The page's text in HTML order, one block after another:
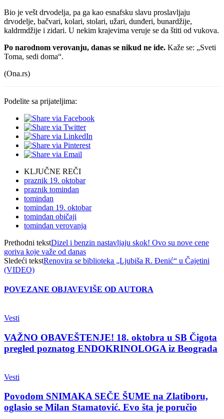
Bio je vešt drvodelja, pa ga kao esnafsku slavu proslavljaju
drvodelje, bačvari, kolari, stolari, užari, dunđeri, bunardžije,
kaldrmdžije i zidari. U nekim krajevima veruje se da štiti od vukova.
Po narodnom verovanju, danas se nikud ne ide. Kaže se: „Sveti
Toma, sedi doma“.
(Ona.rs)
Podelite sa prijateljima:
KLJUČNE REČI
praznik 19. oktobar
praznik tomindan
tomindan
tomindan 19. oktobar
tomindan običaji
tomindan verovanja
Prethodni tekstDizel i benzin nastavljaju skok! Ovo su nove cene
goriva koje važe od danas
Sledeći tekstRenovira se biblioteka „Ljubiša R. Đenić“ u Čajetini
(VIDEO)
POVEZANE OBJAVEVIŠE OD AUTORA
Vesti
VAŽNO OBAVEŠTENJE! 18. oktobra u SB Čigota
pregled poznatog ENDOKRINOLOGA iz Beograda
Vesti
Povodom SNIMAKA SEČE ŠUME na Zlatiboru,
oglasio se Milan Stamatović. Evo šta je poručio